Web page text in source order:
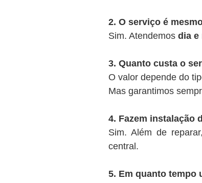
2. O serviço é
Sim. Atendemos dia e
3. Quanto custa o
O valor depende do
Mas garantimos
4. Fazem instalação
Sim. Além de
central.
5. Em quanto tempo